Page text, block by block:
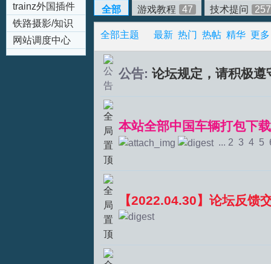
拟
专区(Chinese
trainz Addons)
trainz外国插件
专区(trainz
Addons)
铁路摄影/知识
区
网站调度中心
全部 游戏教程 47 技术提问 257
全部主题 最新 热门 热帖 精华 更多
公告: 论坛规定，请积极遵
本站全部中国车辆打包下
... 2 3 4 5
【2022.04.30】论坛反馈